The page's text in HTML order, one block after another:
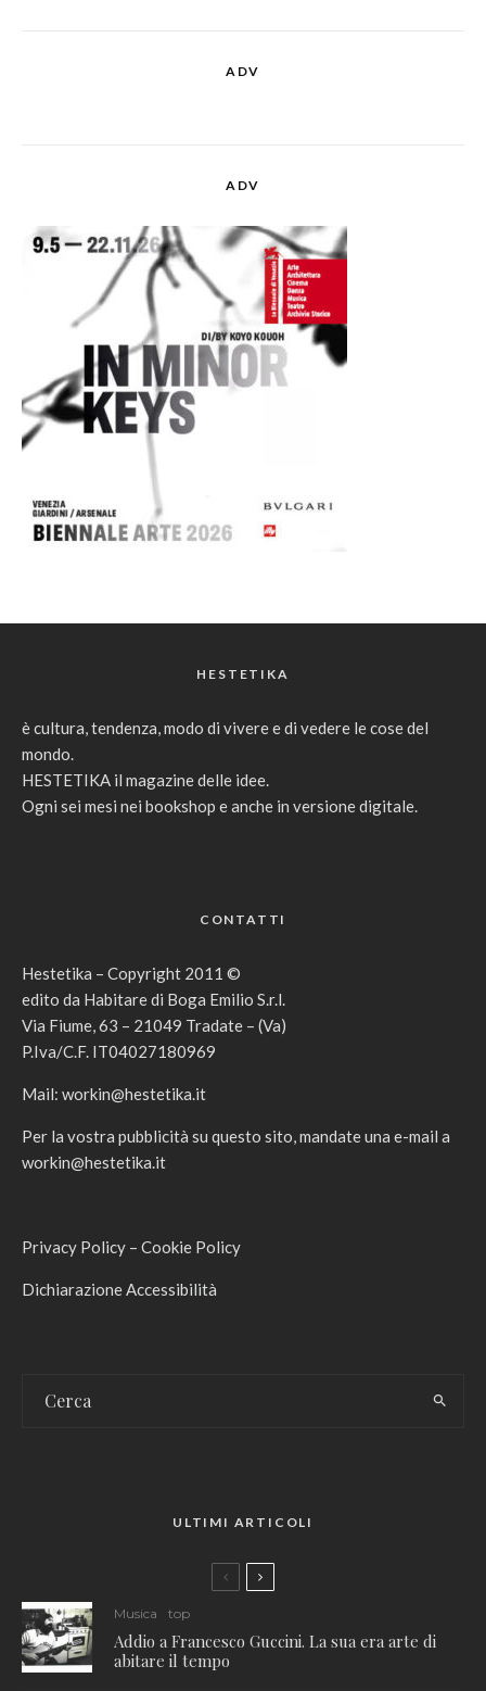
ADV
ADV
HESTETIKA
è cultura, tendenza, modo di vivere e di vedere le cose del
mondo.
HESTETIKA il magazine delle idee.
Ogni sei mesi nei bookshop e anche in versione digitale.
CONTATTI
Hestetika – Copyright 2011 ©
edito da Habitare di Boga Emilio S.r.l.
Via Fiume, 63 – 21049 Tradate – (Va)
P.Iva/C.F. IT04027180969
Mail: workin@hestetika.it
Per la vostra pubblicità su questo sito, mandate una e-mail a
workin@hestetika.it
Privacy Policy – Cookie Policy
Dichiarazione Accessibilità
ULTIMI ARTICOLI
Musica top
Addio a Francesco Guccini. La sua era arte di
abitare il tempo